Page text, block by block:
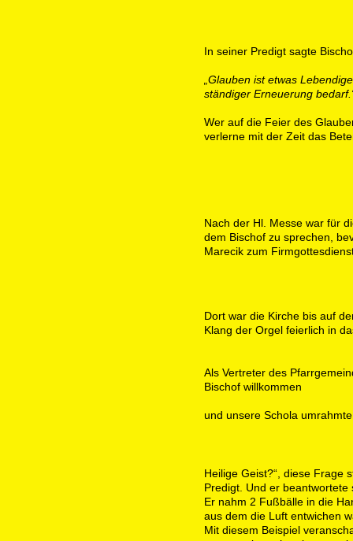
In seiner Predigt sagte
„Glauben ist etwas
ständiger Erneuerung
Wer auf die Feier des
verlerne mit der Zeit das
Nach der Hl. Messe war für
dem Bischof zu sprechen,
Marecik zum
Dort war die Kirche bis auf
Klang der Orgel feierlich in
Als Vertreter des
Bischof willkommen
und unsere Schola
Heilige Geist?“, diese Frage
Predigt. Und er beantwortete
Er nahm 2 Fußbälle in die
aus dem die Luft entwichen
Mit diesem Beispiel